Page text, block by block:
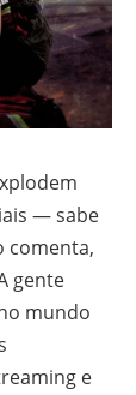
— sabe
comenta,
gente
mundo
e